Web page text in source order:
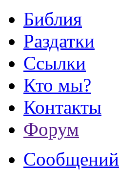
Библия
Раздатки
Ссылки
Кто мы?
Контакты
Форум
Сообщений